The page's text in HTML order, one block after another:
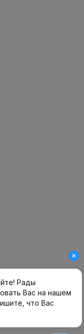
Полуботка, 52)